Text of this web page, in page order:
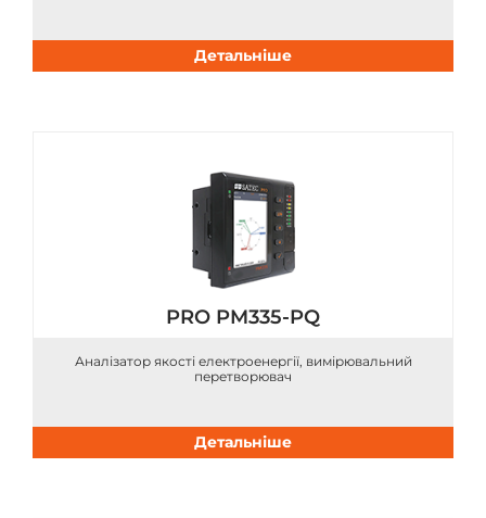
Детальніше
PRO PM335-PQ
Аналізатор якості електроенергії, вимірювальний
перетворювач
Детальніше